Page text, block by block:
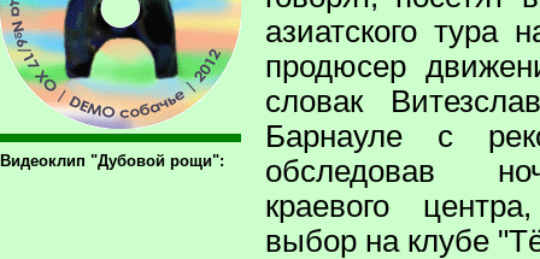
Видеоклип "Дубовой рощи":
азиатского тура
продюсер
словак
Барнауле с
обследовав
краевого
выбор на клубе